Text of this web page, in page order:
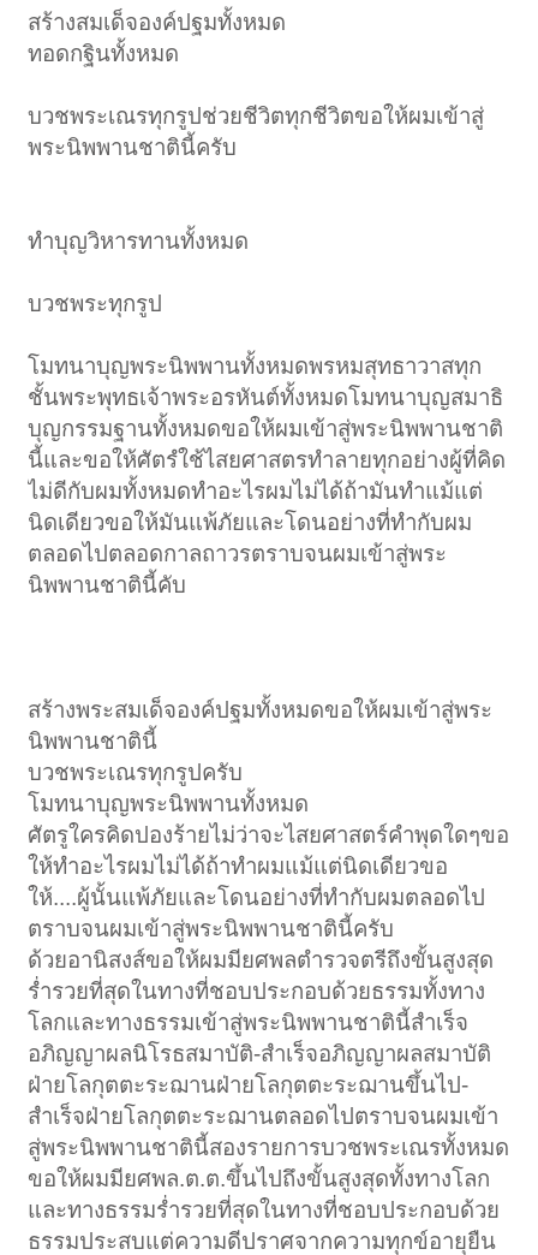
สร้างสมเด็จองค์ปฐมทั้งหมด
ทอดกฐินทั้งหมด
บวชพระเณรทุกรูปช่วยชีวิตทุกชีวิตขอให้ผมเข้าสู่
พระนิพพานชาตินี้ครับ
ทำบุญวิหารทานทั้งหมด
บวชพระทุกรูป
โมทนาบุญพระนิพพานทั้งหมดพรหมสุทธาวาสทุก
ชั้นพระพุทธเจ้าพระอรหันต์ทั้งหมดโมทนาบุญสมาธิ
บุญกรรมฐานทั้งหมดขอให้ผมเข้าสู่พระนิพพานชาติ
นี้และขอให้ศัตรํใช้ไสยศาสตรทำลายทุกอย่างผู้ที่คิด
ไม่ดีกับผมทั้งหมดทำอะไรผมไม่ได้ถ้ามันทำแม้แต่
นิดเดียวขอให้มันแพ้ภัยและโดนอย่างที่ทำกับผม
ตลอดไปตลอดกาลถาวรตราบจนผมเข้าสู่พระ
นิพพานชาตินี้คับ
สร้างพระสมเด็จองค์ปฐมทั้งหมดขอให้ผมเข้าสู่พระ
นิพพานชาตินี้
บวชพระเณรทุกรูปครับ
โมทนาบุญพระนิพพานทั้งหมด
ศัตรูใครคิดปองร้ายไม่ว่าจะไสยศาสตร์คำพุดใดๆขอ
ให้ทำอะไรผมไม่ได้ถ้าทำผมแม้แต่นิดเดียวขอ
ให้....ผู้นั้นแพ้ภัยและโดนอย่างที่ทำกับผมตลอดไป
ตราบจนผมเข้าสู่พระนิพพานชาตินี้ครับ
ด้วยอานิสงส์ขอให้ผมมียศพลตำรวจตรีถึงขั้นสูงสุด
ร่ำรวยที่สุดในทางที่ชอบประกอบด้วยธรรมทั้งทาง
โลกและทางธรรมเข้าสู่พระนิพพานชาตินี้สำเร็จ
อภิญญาผลนิโรธสมาบัติ-สำเร็จอภิญญาผลสมาบัติ
ฝ่ายโลกุตตะระฌานฝ่ายโลกุตตะระฌานขึ้นไป-
สำเร็จฝ่ายโลกุตตะระฌานตลอดไปตราบจนผมเข้า
สู่พระนิพพานชาตินี้สองรายการบวชพระเณรทั้งหมด
ขอให้ผมมียศพล.ต.ต.ขึ้นไปถึงขั้นสูงสุดทั้งทางโลก
และทางธรรมร่ำรวยที่สุดในทางที่ชอบประกอบด้วย
ธรรมประสบแต่ความดีปราศจากความทุกข์อายุยืน